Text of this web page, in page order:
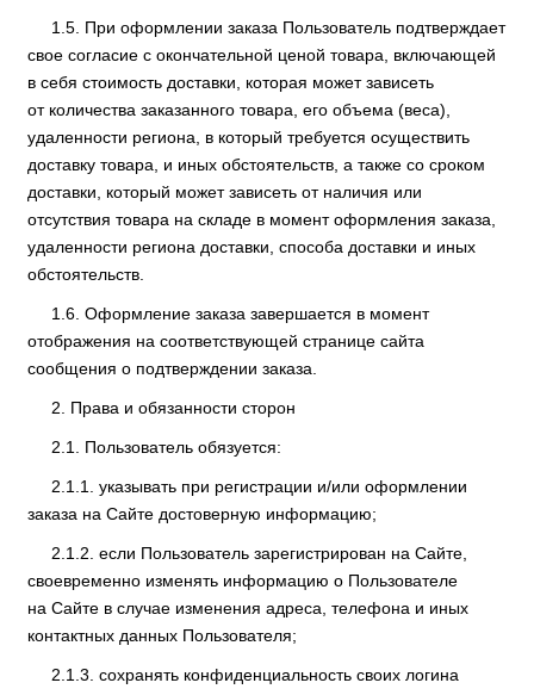
При оформлении заказа Пользователь подтверждает
свое согласие с окончательной ценой товара, включающей
в себя стоимость доставки, которая может зависеть
от количества заказанного товара, его объема (веса),
удаленности региона, в который требуется осуществить
доставку товара, и иных обстоятельств, а также со сроком
доставки, который может зависеть от наличия или
отсутствия товара на складе в момент оформления заказа,
удаленности региона доставки, способа доставки и иных
обстоятельств.
Оформление заказа завершается в момент
отображения на соответствующей странице сайта
сообщения о подтверждении заказа.
Права и обязанности сторон
Пользователь обязуется:
указывать при регистрации и/или оформлении
заказа на Сайте достоверную информацию;
если Пользователь зарегистрирован на Сайте,
своевременно изменять информацию о Пользователе
на Сайте в случае изменения адреса, телефона и иных
контактных данных Пользователя;
сохранять конфиденциальность своих логина